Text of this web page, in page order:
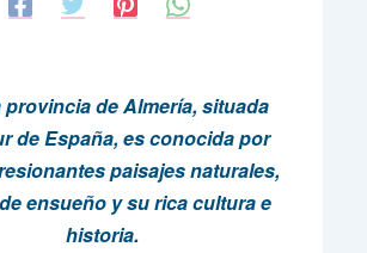
provincia de Almería, situada
de España, es conocida por
paisajes naturales,
ensueño y su rica cultura e
historia.